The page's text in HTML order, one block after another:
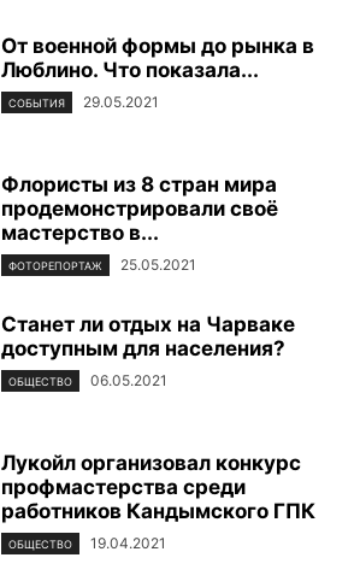
От военной формы до рынка в
Люблино. Что показала...
СОБЫТИЯ 29.05.2021
Флористы из 8 стран мира
продемонстрировали своё
мастерство в...
ФОТОРЕПОРТАЖ 25.05.2021
Станет ли отдых на Чарваке
доступным для населения?
ОБЩЕСТВО 06.05.2021
Лукойл организовал конкурс
профмастерства среди
работников Кандымского ГПК
ОБЩЕСТВО 19.04.2021